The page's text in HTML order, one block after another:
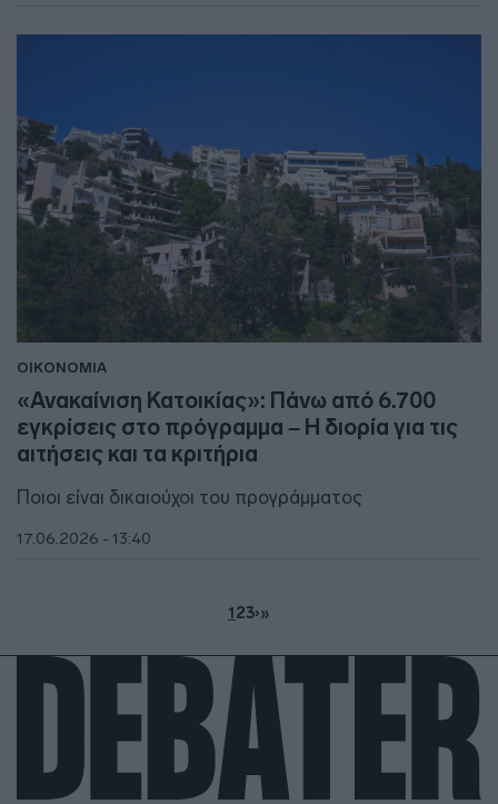
ΟΙΚΟΝΟΜΙΑ
«Ανακαίνιση Κατοικίας»: Πάνω από 6.700
εγκρίσεις στο πρόγραμμα – Η διορία για τις
αιτήσεις και τα κριτήρια
Ποιοι είναι δικαιούχοι του προγράμματος
17.06.2026 - 13:40
123›»